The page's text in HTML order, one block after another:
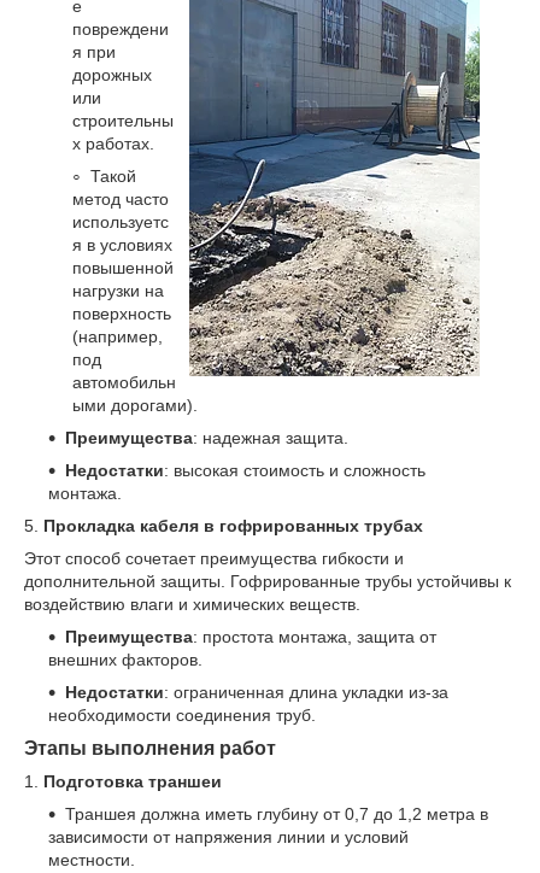
е
повреждени
я при
дорожных
или
строительны
х работах.
Такой
метод часто
используетс
я в условиях
повышенной
нагрузки на
поверхность
(например,
под
автомобильн
ыми дорогами).
Преимущества: надежная защита.
Недостатки: высокая стоимость и сложность
монтажа.
5. Прокладка кабеля в гофрированных трубах
Этот способ сочетает преимущества гибкости и
дополнительной защиты. Гофрированные трубы устойчивы к
воздействию влаги и химических веществ.
Преимущества: простота монтажа, защита от
внешних факторов.
Недостатки: ограниченная длина укладки из-за
необходимости соединения труб.
Этапы выполнения работ
1. Подготовка траншеи
Траншея должна иметь глубину от 0,7 до 1,2 метра в
зависимости от напряжения линии и условий
местности.